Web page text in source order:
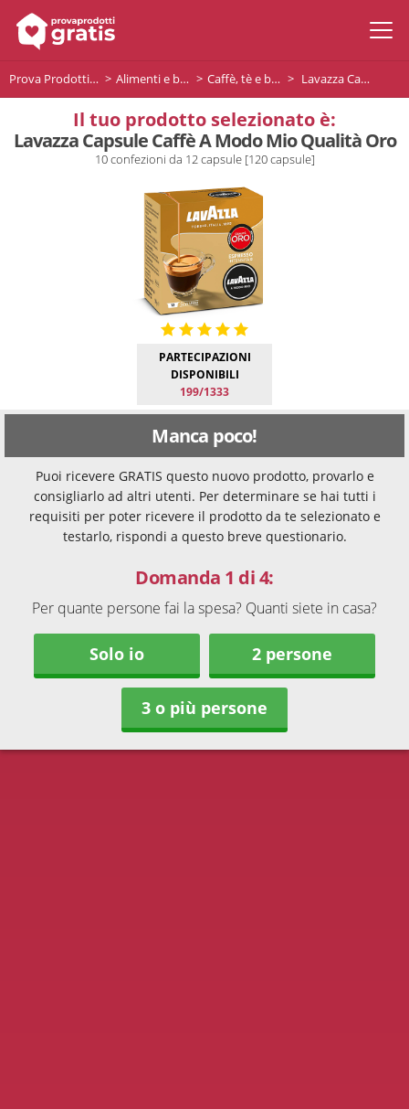
Prova Prodotti Gratis Alimenti e bevande Caffè, tè e bevande Lavazza Capsule Caffè A Modo Mio Qualità Oro
Il tuo prodotto selezionato è:
Lavazza Capsule Caffè A Modo Mio Qualità Oro
10 confezioni da 12 capsule [120 capsule]
PARTECIPAZIONI
DISPONIBILI
199/1333
Manca poco!
Puoi ricevere GRATIS questo nuovo prodotto, provarlo e
consigliarlo ad altri utenti. Per determinare se hai tutti i
requisiti per poter ricevere il prodotto da te selezionato e
testarlo, rispondi a questo breve questionario.
Domanda 1 di 4:
Per quante persone fai la spesa? Quanti siete in casa?
Solo io 2 persone
3 o più persone